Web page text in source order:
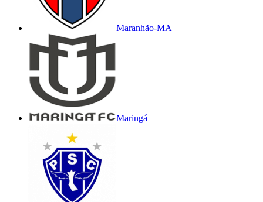
Maranhão-MA
Maringá